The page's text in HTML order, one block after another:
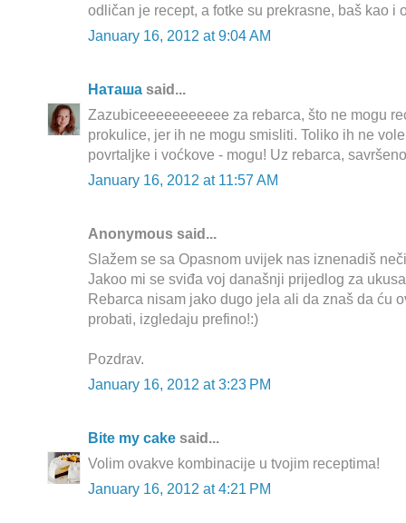
odličan je recept, a fotke su prekrasne, baš kao i
January 16, 2012 at 9:04 AM
Наташа said...
Zazubiceeeeeeeeeee za rebarca, što ne mogu
prokulice, jer ih ne mogu smisliti. Toliko ih ne
povrtaljke i voćkove - mogu! Uz rebarca,
January 16, 2012 at 11:57 AM
Anonymous said...
Slažem se sa Opasnom uvijek nas iznenadiš
Jakoo mi se sviđa voj današnji prijedlog za
Rebarca nisam jako dugo jela ali da znaš da ću
probati, izgledaju prefino!:)
Pozdrav.
January 16, 2012 at 3:23 PM
Bite my cake said...
Volim ovakve kombinacije u tvojim receptima!
January 16, 2012 at 4:21 PM